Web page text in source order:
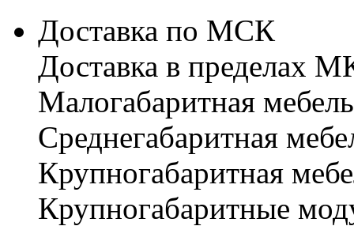
Доставка по МСК
Доставка в пределах
Малогабаритная
Cреднегабаритная
Крупногабаритная
Крупногабаритные